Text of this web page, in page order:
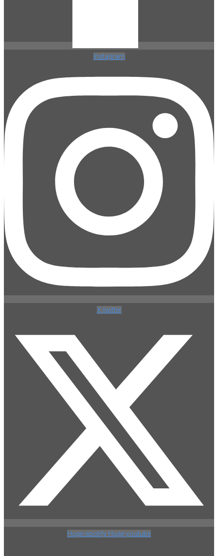
Instagram
X-twitter
Huge-spotify Huge-youtube